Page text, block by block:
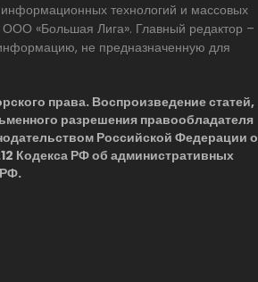
технологий и массовых
«Большая Лига». Главный редактор –
не предназначенную для
права. Воспроизведение статей,
разрешения правообладателя
Российской Федерации о
Кодекса РФ об административных